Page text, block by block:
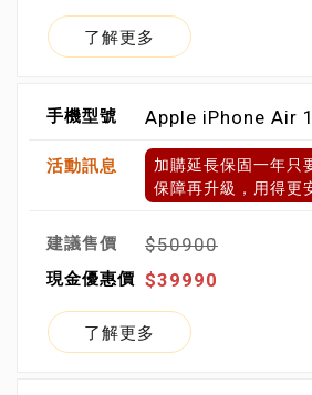
了解更多
Apple iPhone Air
加購延長保固一年只
保障再升級，用得更
$50900
$39990
了解更多